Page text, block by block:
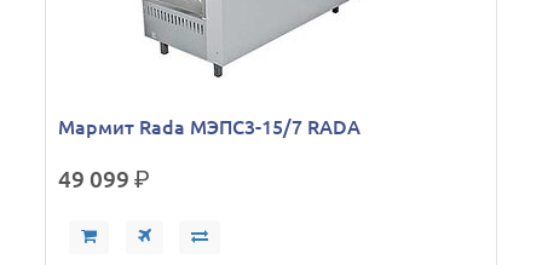
Мармит Rada МЭПС3-15/7 RADA
49 099р.